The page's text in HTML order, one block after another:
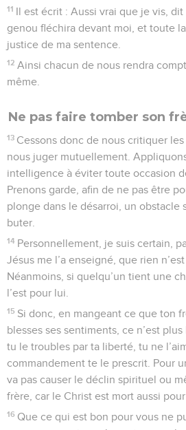
11 Il est écrit : Aussi vrai que je vis,
genou fléchira devant moi, et toute
justice de ma sentence.
12 Ainsi chacun de nous rendra
même.
Ne pas faire tomber son
13 Cessons donc de nous critiquer
nous juger mutuellement.
intelligence à éviter toute occasion
Prenons garde, afin de ne pas être
plonge dans le désarroi, un obstacle
buter.
14 Personnellement, je suis certain,
Jésus me l’a enseigné, que rien
Néanmoins, si quelqu’un tient une
l’est pour lui.
15 Si donc, en mangeant ce que ton
blesses ses sentiments, ce n’est plus
tu le troubles par ta liberté, tu ne
commandement te le prescrit. Pour
va pas causer le déclin spirituel ou
frère, car le Christ est mort aussi pour
16 Que ce qui est bon pour vous ne